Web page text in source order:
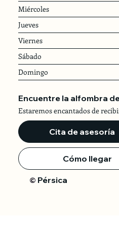
Miércoles
Jueves
Viernes
Sábado
Domingo
Encuentre la alfombra
Estaremos encantados de
Cita de asesoría
Cómo llegar
© Pérsica